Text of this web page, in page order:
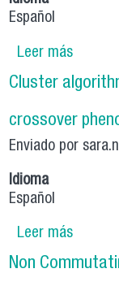
Español
Leer mássobre
Cluster
crossover
Enviado por
Idioma
Español
Leer mássobre
study
systems
Non